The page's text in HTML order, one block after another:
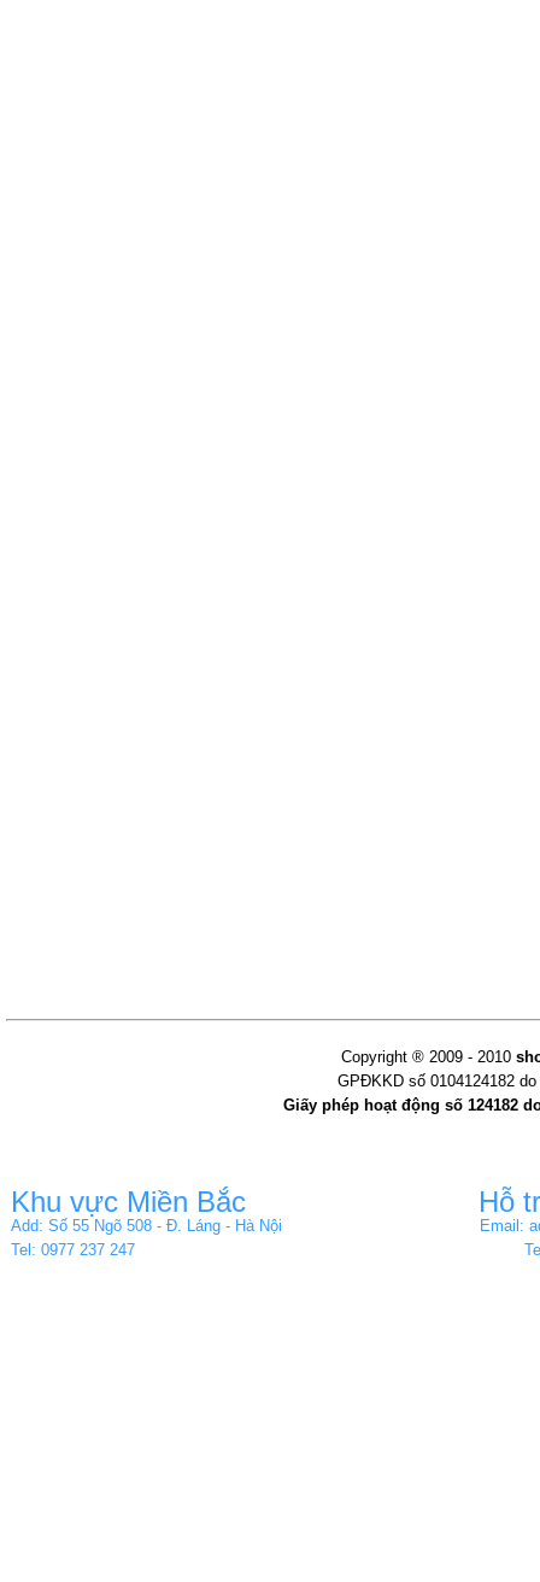
Copyright ® 2009 - 2010
GPĐKKD số 0104124182
Giấy phép hoạt động số 124182
Khu vực Miền Bắc
Add: Số 55 Ngõ 508 - Đ. Láng - Hà Nội
Tel: 0977 237 247
Hỗ
Email: